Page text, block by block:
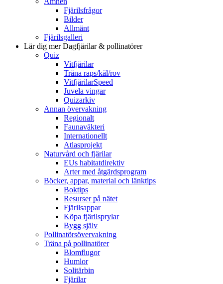
Fjärilsfrågor
Bilder
Allmänt
Fjärilsgalleri
Lär dig merDagfjärilar & pollinatörer
Quiz
Vitfjärilar
Träna raps/kål/rov
VitfjärilarSpeed
Juvela vingar
Quizarkiv
Annan övervakning
Regionalt
Faunaväkteri
Internationellt
Atlasprojekt
Naturvård och fjärilar
EUs habitatdirektiv
Arter med åtgärdsprogram
Böcker, appar, material och länktips
Boktips
Resurser på nätet
Fjärilsappar
Köpa fjärilsprylar
Bygg själv
Pollinatörsövervakning
Träna på pollinatörer
Blomflugor
Humlor
Solitärbin
Fjärilar